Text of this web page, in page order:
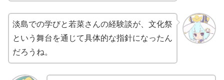
淡島での学びと若菜さんの経験談が、文化祭
という舞台を通じて具体的な指針になったん
だろうね。